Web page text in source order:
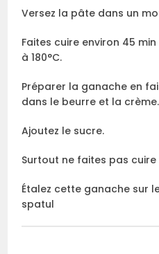
Versez la pâte dans un
Faites cuire environ 45
à 180°C.
Préparer la ganache en
dans le beurre et la crème.
Ajoutez le sucre.
Surtout ne faites pas
Étalez cette ganache sur
spatul